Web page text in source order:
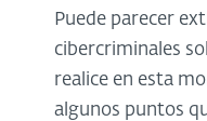
Puede parecer
cibercriminales
realice en esta
algunos puntos